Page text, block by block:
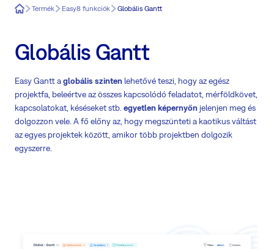
Easy8Termék Easy8 funkciók Globális Gantt
Globális Gantt
Easy Gantt aglobális szinten lehetővé teszi, hogy az egész
projektfa, beleértve az összes kapcsolódó feladatot, mérföldkövet,
kapcsolatokat, késéseket stb. egyetlen képernyőn jelenjen meg és
dolgozzon vele. A fő előny az, hogy megszünteti a kaotikus váltást
az egyes projektek között, amikor több projektben dolgozik
egyszerre.